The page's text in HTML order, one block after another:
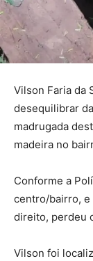
Vilson Faria da
desequilibrar
madrugada
madeira no
Conforme a
centro/bairro, e
direito, perdeu
Vilson foi